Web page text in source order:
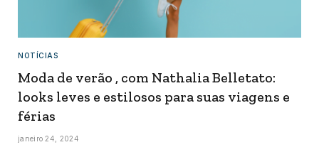
NOTÍCIAS
Moda de verão , com Nathalia Belletato:
looks leves e estilosos para suas viagens e
férias
janeiro 24, 2024